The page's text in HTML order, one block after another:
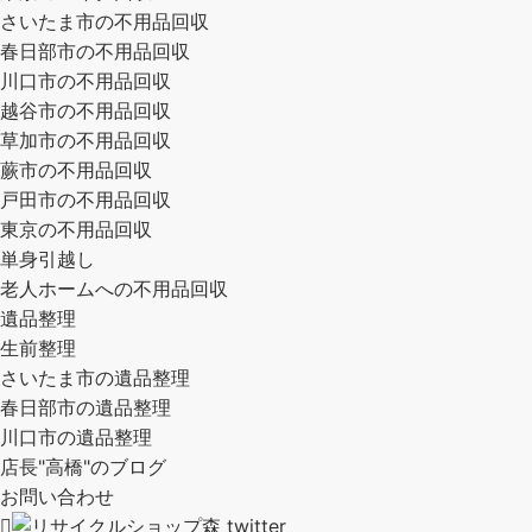
さいたま市の不用品回収
春日部市の不用品回収
川口市の不用品回収
越谷市の不用品回収
草加市の不用品回収
蕨市の不用品回収
戸田市の不用品回収
東京の不用品回収
単身引越し
老人ホームへの不用品回収
遺品整理
生前整理
さいたま市の遺品整理
春日部市の遺品整理
川口市の遺品整理
店長"高橋"のブログ
お問い合わせ